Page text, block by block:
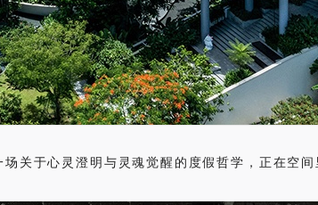
关于心灵澄明与灵魂觉醒的度假哲学，正在空间